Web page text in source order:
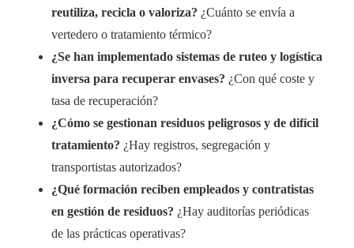
reutiliza, recicla o valoriza? ¿Cuánto se envía a
vertedero o tratamiento térmico?
¿Se han implementado sistemas de ruteo y logística
inversa para recuperar envases? ¿Con qué coste y
tasa de recuperación?
¿Cómo se gestionan residuos peligrosos y de difícil
tratamiento? ¿Hay registros, segregación y
transportistas autorizados?
¿Qué formación reciben empleados y contratistas
en gestión de residuos? ¿Hay auditorías periódicas
de las prácticas operativas?